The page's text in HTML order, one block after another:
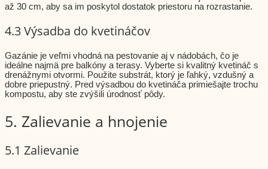
až 30 cm, aby sa im poskytol dostatok priestoru na rozrastanie.
4.3 Výsadba do kvetináčov
Gazánie je veľmi vhodná na pestovanie aj v nádobách, čo je
ideálne najmä pre balkóny a terasy. Vyberte si kvalitný kvetináč s
drenážnymi otvormi. Použite substrát, ktorý je ľahký, vzdušný a
dobre priepustný. Pred výsadbou do kvetináča primiešajte trochu
kompostu, aby ste zvýšili úrodnosť pôdy.
5. Zalievanie a hnojenie
5.1 Zalievanie